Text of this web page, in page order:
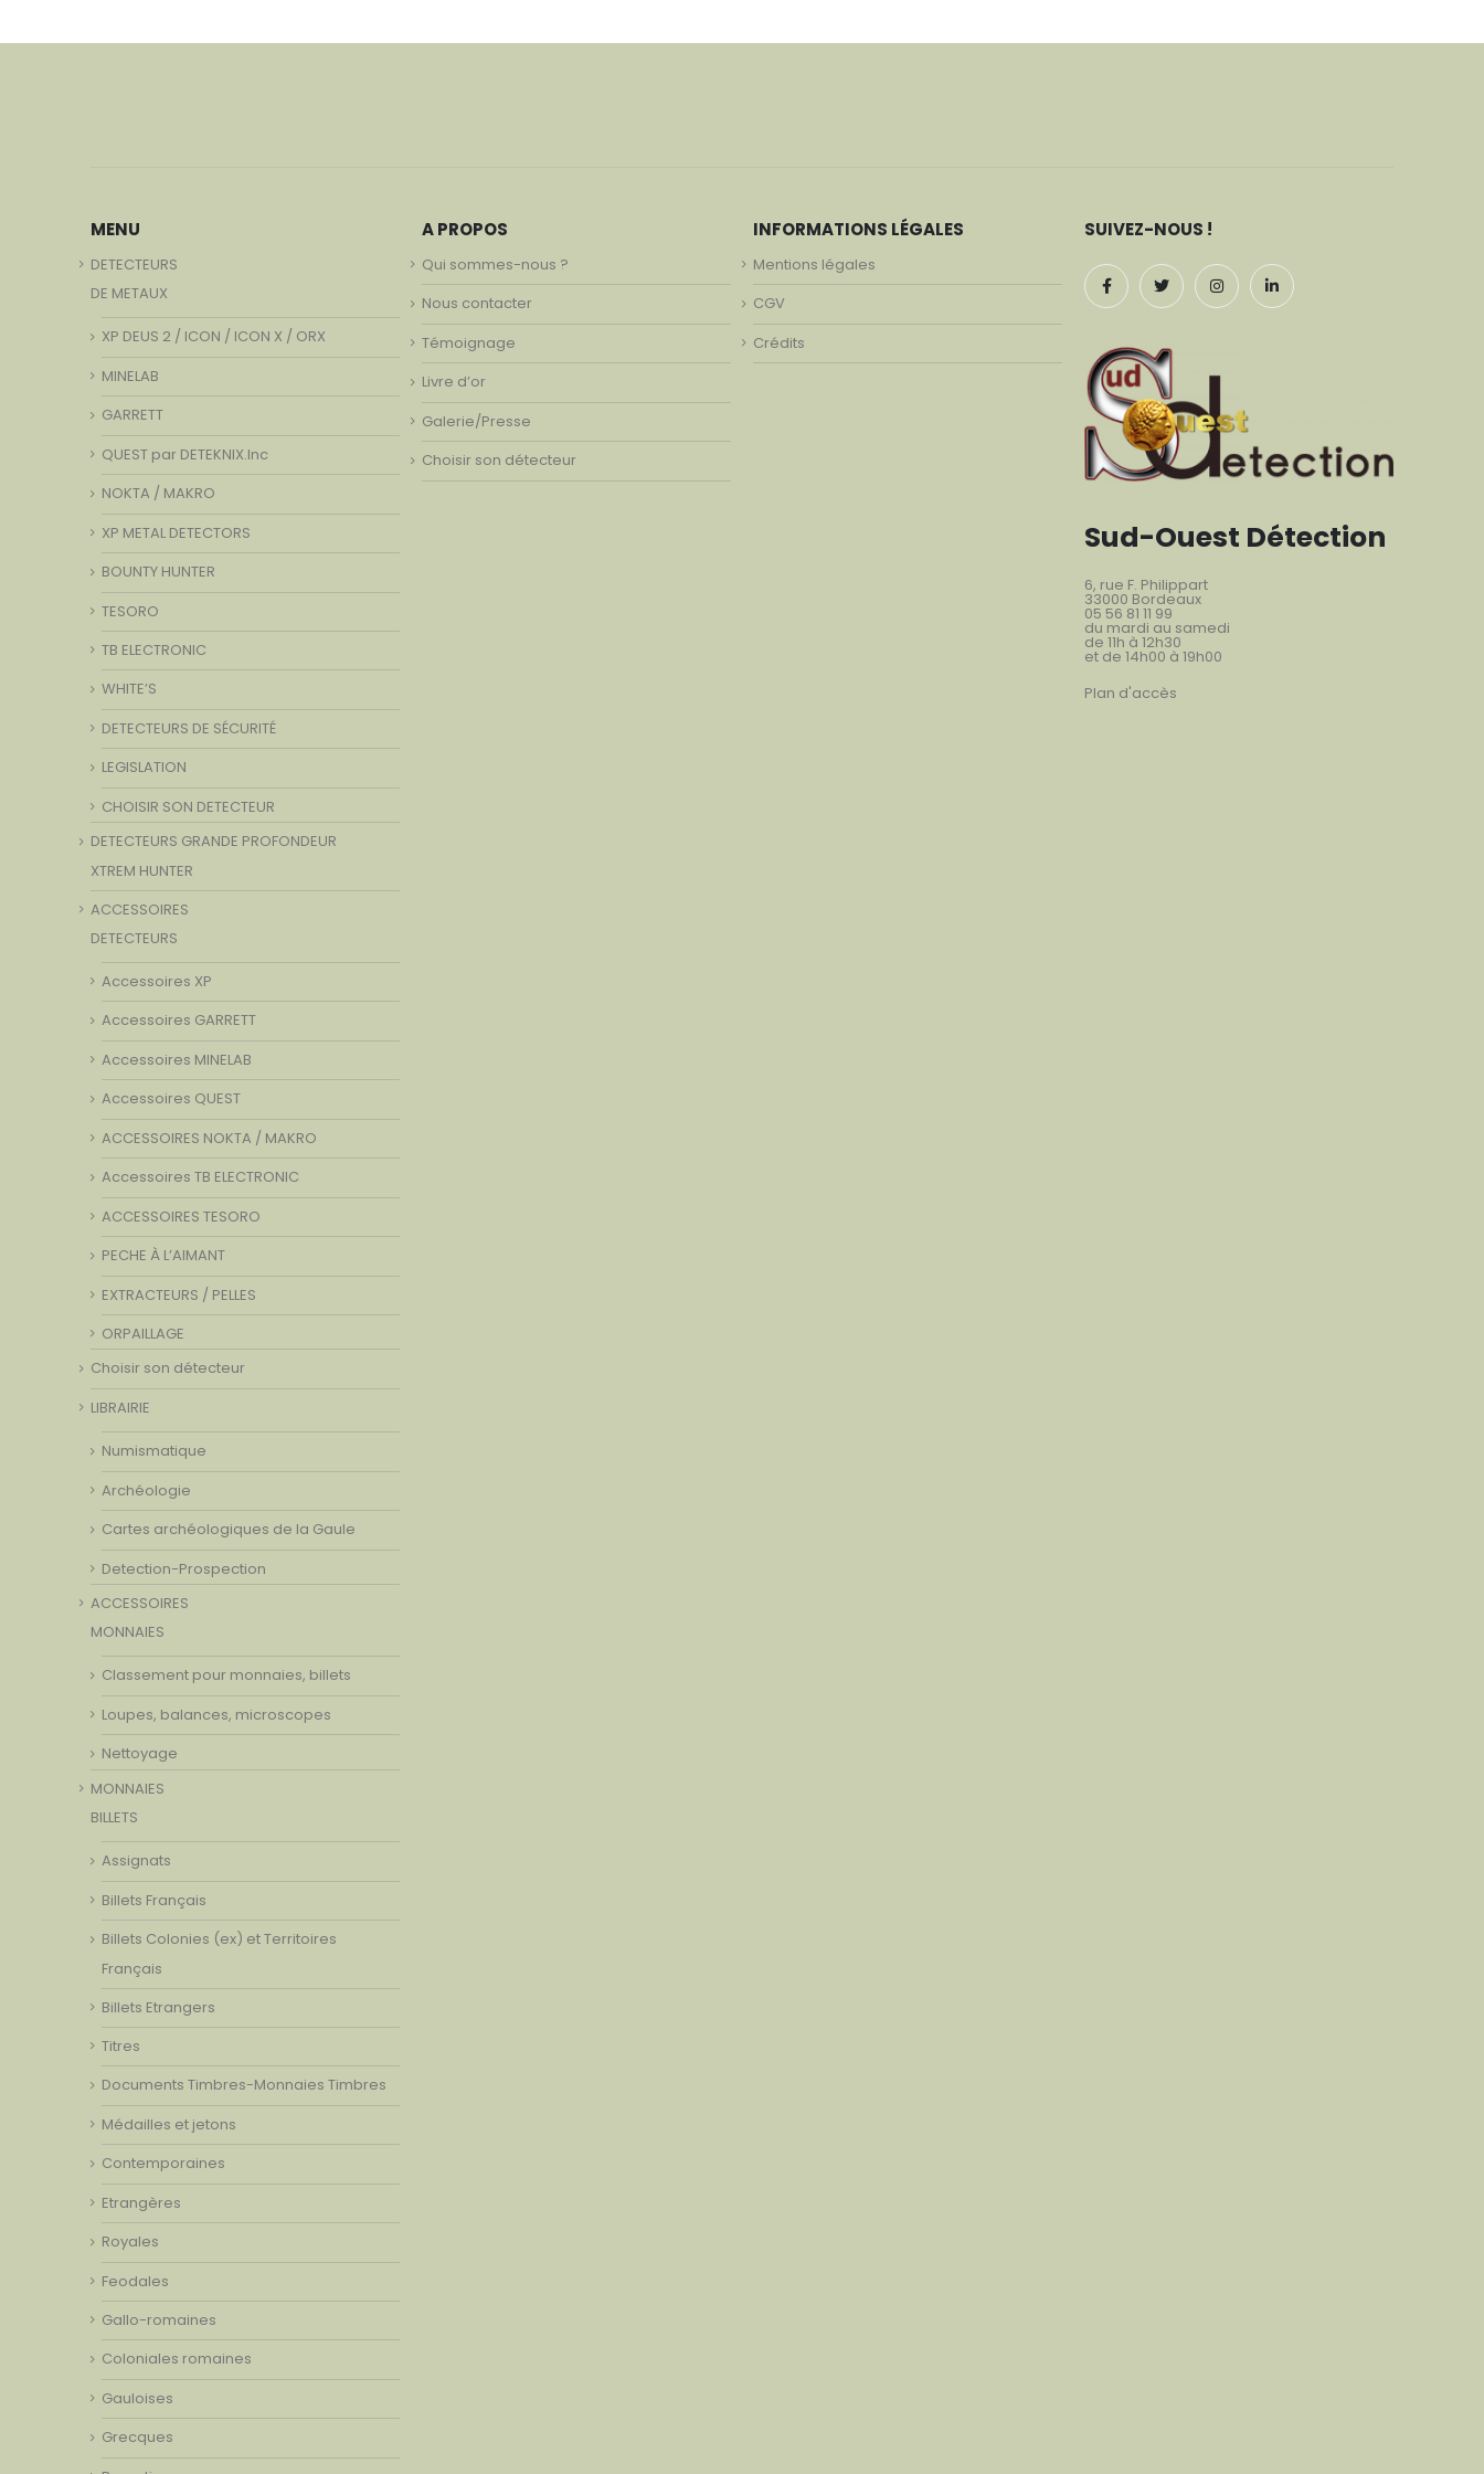
MENU
DETECTEURS
DE METAUX
XP DEUS 2 / ICON / ICON X / ORX
MINELAB
GARRETT
QUEST par DETEKNIX.Inc
NOKTA / MAKRO
XP METAL DETECTORS
BOUNTY HUNTER
TESORO
TB ELECTRONIC
WHITE’S
DETECTEURS DE SÉCURITÉ
LEGISLATION
CHOISIR SON DETECTEUR
DETECTEURS GRANDE PROFONDEUR
XTREM HUNTER
ACCESSOIRES
DETECTEURS
Accessoires XP
Accessoires GARRETT
Accessoires MINELAB
Accessoires QUEST
ACCESSOIRES NOKTA / MAKRO
Accessoires TB ELECTRONIC
ACCESSOIRES TESORO
PECHE À L’AIMANT
EXTRACTEURS / PELLES
ORPAILLAGE
Choisir son détecteur
LIBRAIRIE
Numismatique
Archéologie
Cartes archéologiques de la Gaule
Detection-Prospection
ACCESSOIRES
MONNAIES
Classement pour monnaies, billets
Loupes, balances, microscopes
Nettoyage
MONNAIES
BILLETS
Assignats
Billets Français
Billets Colonies (ex) et Territoires
Français
Billets Etrangers
Titres
Documents Timbres-Monnaies Timbres
Médailles et jetons
Contemporaines
Etrangères
Royales
Feodales
Gallo-romaines
Coloniales romaines
Gauloises
Grecques
A PROPOS
Qui sommes-nous ?
Nous contacter
Témoignage
Livre d’or
Galerie/Presse
Choisir son détecteur
INFORMATIONS LÉGALES
Mentions légales
CGV
Crédits
SUIVEZ-NOUS !
Sud-Ouest Détection
6, rue F. Philippart
33000 Bordeaux
05 56 81 11 99
du mardi au samedi
de 11h à 12h30
et de 14h00 à 19h00
Plan d'accès